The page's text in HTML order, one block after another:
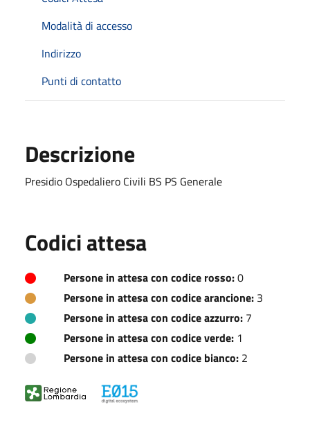
Modalità di accesso
Indirizzo
Punti di contatto
Descrizione
Presidio Ospedaliero Civili BS PS Generale
Codici attesa
Persone in attesa con codice rosso:0
Persone in attesa con codice arancione: 3
Persone in attesa con codice azzurro: 7
Persone in attesa con codice verde: 1
Persone in attesa con codice bianco: 2